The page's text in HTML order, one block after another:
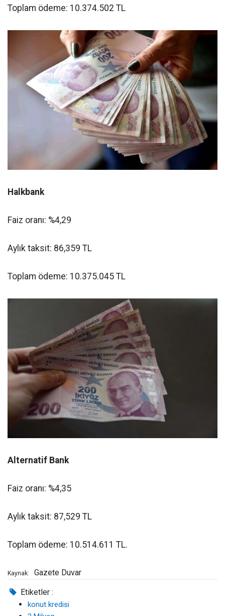
Toplam ödeme: 10.374.502 TL
Halkbank
Faiz oranı: %4,29
Aylık taksit: 86,359 TL
Toplam ödeme: 10.375.045 TL
Alternatif Bank
Faiz oranı: %4,35
Aylık taksit: 87,529 TL
Toplam ödeme: 10.514.611 TL.
Kaynak: Gazete Duvar
Etiketler :
konut kredisi